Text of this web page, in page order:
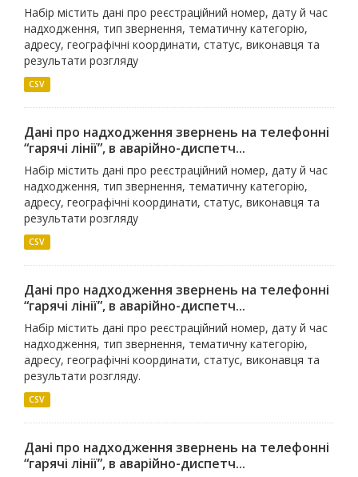
Набір містить дані про реєстраційний номер, дату й час
надходження, тип звернення, тематичну категорію,
адресу, географічні координати, статус, виконавця та
результати розгляду
CSV
Дані про надходження звернень на телефонні
“гарячі лінії”, в аварійно-диспетч...
Набір містить дані про реєстраційний номер, дату й час
надходження, тип звернення, тематичну категорію,
адресу, географічні координати, статус, виконавця та
результати розгляду
CSV
Дані про надходження звернень на телефонні
“гарячі лінії”, в аварійно-диспетч...
Набір містить дані про реєстраційний номер, дату й час
надходження, тип звернення, тематичну категорію,
адресу, географічні координати, статус, виконавця та
результати розгляду.
CSV
Дані про надходження звернень на телефонні
“гарячі лінії”, в аварійно-диспетч...